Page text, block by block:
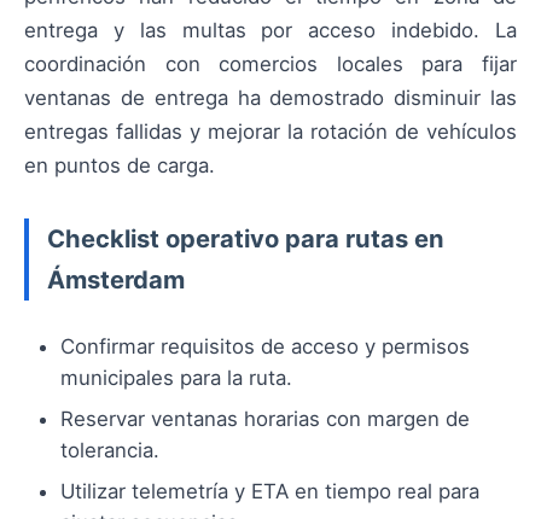
entrega y las multas por acceso indebido. La
coordinación con comercios locales para fijar
ventanas de entrega ha demostrado disminuir las
entregas fallidas y mejorar la rotación de vehículos
en puntos de carga.
Checklist operativo para rutas en
Ámsterdam
Confirmar requisitos de acceso y permisos
municipales para la ruta.
Reservar ventanas horarias con margen de
tolerancia.
Utilizar telemetría y ETA en tiempo real para